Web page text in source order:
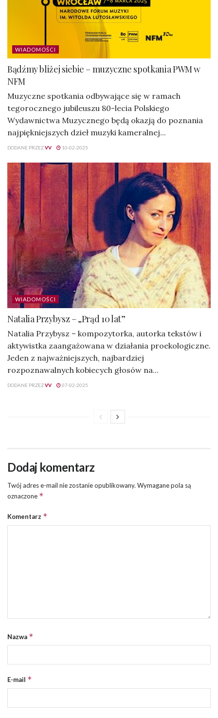
WIADOMOŚCI
Bądźmy bliżej siebie – muzyczne spotkania PWM w
NFM
Muzyczne spotkania odbywające się w ramach
tegorocznego jubileuszu 80-lecia Polskiego
Wydawnictwa Muzycznego będą okazją do poznania
najpiękniejszych dzieł muzyki kameralnej...
DODANE PRZEZVV 10-02-2025
WIADOMOŚCI
Natalia Przybysz – „Prąd 10 lat”
Natalia Przybysz – kompozytorka, autorka tekstów i
aktywistka zaangażowana w działania proekologiczne.
Jeden z najważniejszych, najbardziej
rozpoznawalnych kobiecych głosów na...
DODANE PRZEZVV 07-02-2025
Dodaj komentarz
Twój adres e-mail nie zostanie opublikowany. Wymagane pola są
oznaczone *
Komentarz *
Nazwa *
E-mail *